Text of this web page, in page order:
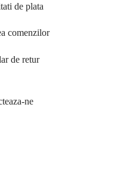
de plata
comenzilor
de retur
ne